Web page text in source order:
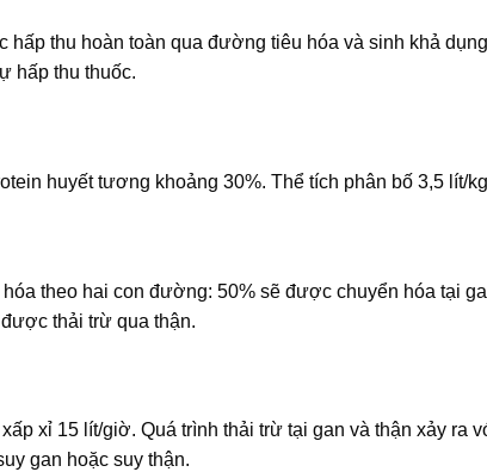
hấp thu hoàn toàn qua đường tiêu hóa và sinh khả
hấp thu thuốc.
huyết tương khoảng 30%. Thể tích phân bố 3,5 lít/
theo hai con đường: 50% sẽ được chuyển hóa tại
thải trừ qua thận.
xỉ 15 lít/giờ. Quá trình thải trừ tại gan và thận xảy ra
gan hoặc suy thận.